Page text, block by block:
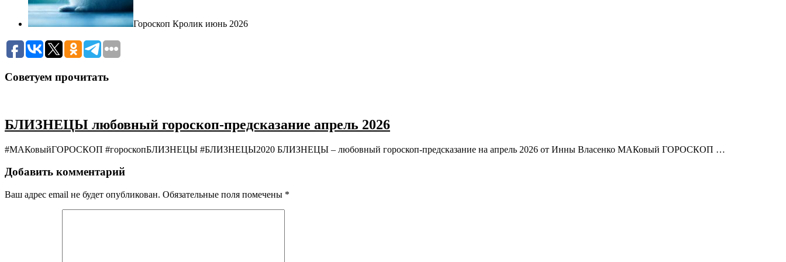
Гороскоп Кролик июнь 2026
Советуем прочитать
БЛИЗНЕЦЫ любовный гороскоп-предсказание апрель 2026
#МАКовыйГОРОСКОП #гороскопБЛИЗНЕЦЫ #БЛИЗНЕЦЫ2020 БЛИЗНЕЦЫ – любовный гороскоп-предсказание на апрель 2026 от Инны Власенко МАКовый ГОРОСКОП …
Добавить комментарий
Ваш адрес email не будет опубликован. Обязательные поля помечены *